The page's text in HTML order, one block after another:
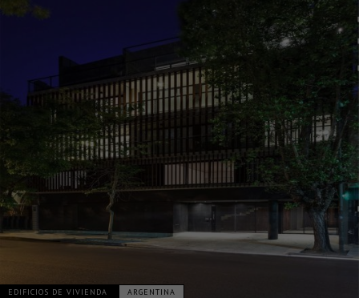
EDIFICIOS DE VIVIENDA ARGENTINA